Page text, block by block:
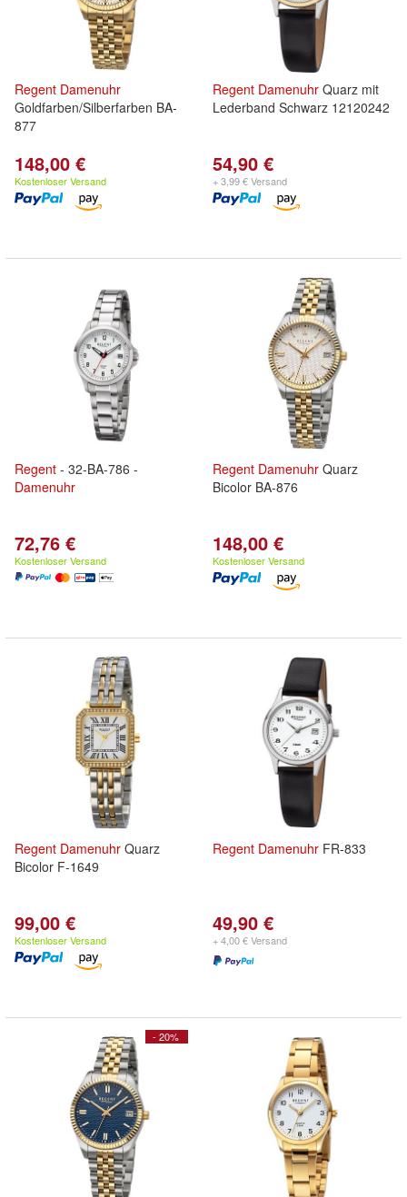
Regent Damenuhr
Goldfarben/Silberfarben BA-
877
148,00 €
Kostenloser Versand
Regent Damenuhr Quarz mit
Lederband Schwarz 12120242
54,90 €
+ 3,99 € Versand
Regent - 32-BA-786 -
Damenuhr
72,76 €
Kostenloser Versand
Regent Damenuhr Quarz
Bicolor BA-876
148,00 €
Kostenloser Versand
Regent Damenuhr Quarz
Bicolor F-1649
99,00 €
Kostenloser Versand
Regent Damenuhr FR-833
49,90 €
+ 4,00 € Versand
- 20%